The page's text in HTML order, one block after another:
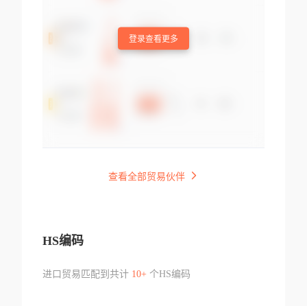
登录查看更多
查看全部贸易伙伴
HS编码
进口贸易匹配到共计 10+个HS编码